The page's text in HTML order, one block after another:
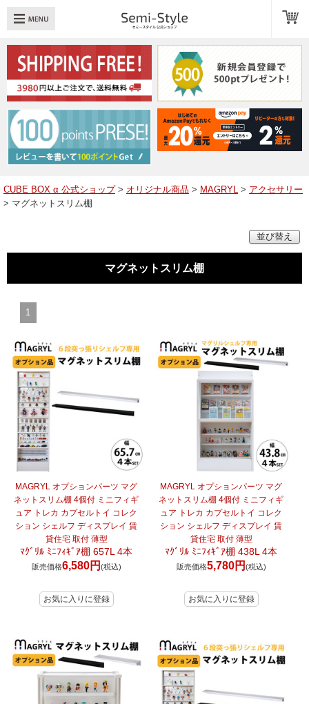
：透明扉 引き出し LED
へ戻る
品一覧
ューブボックスαレイアウト例
人情報保護方針
定商取引法に基づく表記
社概要
問い合わせ
CUBE BOX α 公式ショップ> オリジナル商品 > MAGRYL > アクセサリー
> マグネットスリム棚
並び替え
マグネットスリム棚
1
MAGRYL オプションパーツ マグ
ネットスリム棚 4個付 ミニフィギ
ュア トレカ カプセルトイ コレク
ション シェルフ ディスプレイ 賃
貸住宅 取付 薄型
ﾏｸﾞﾘﾙ ﾐﾆﾌｨｷﾞｱ棚 657L 4本
販売価格6,580円 (税込)
MAGRYL オプションパーツ マグ
ネットスリム棚 4個付 ミニフィギ
ュア トレカ カプセルトイ コレク
ション シェルフ ディスプレイ 賃
貸住宅 取付 薄型
ﾏｸﾞﾘﾙ ﾐﾆﾌｨｷﾞｱ棚 438L 4本
販売価格5,780円 (税込)